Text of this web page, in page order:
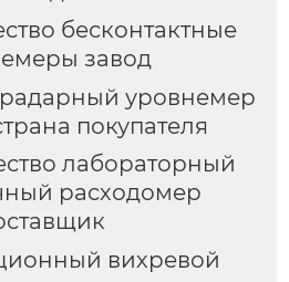
бесконтактные
завод
уровнемер
покупателя
лабораторный
расходомер
вихревой